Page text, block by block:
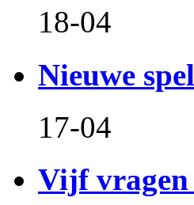
18-04
Nieuwe
17-04
Vijf vragen